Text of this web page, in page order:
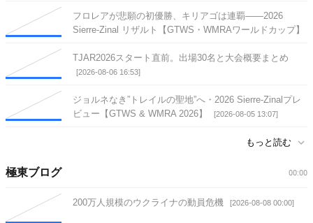
フロレアが悲願の初優勝、キリアゴは連覇——2026
Sierre-Zinal リザルト【GTWS・WMRAワールドカップ】
TJAR2026スタート直前。出場30名と大会概要まとめ
[2026-08-06 16:53]
ジョルネなき”トレイルの聖地”へ・2026 Sierre-Zinalプレ
ビュー【GTWS & WMRA 2026】
[2026-08-05 13:07]
もっと読む
00:00
極東ブログ
200万人規模のウクライナの動員危機 [2026-08-08 00:00]